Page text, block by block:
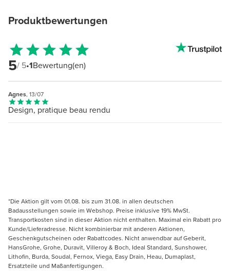
Produktbewertungen
5/ 5•1Bewertung(en)
Agnes, 13/07
Design, pratique beau rendu
*Die Aktion gilt vom 01.08. bis zum 31.08. in allen deutschen
Badausstellungen sowie im Webshop. Preise inklusive 19% MwSt.
Transportkosten sind in dieser Aktion nicht enthalten. Maximal ein Rabatt pro
Kunde/Lieferadresse. Nicht kombinierbar mit anderen Aktionen,
Geschenkgutscheinen oder Rabattcodes. Nicht anwendbar auf Geberit,
HansGrohe, Grohe, Duravit, Villeroy & Boch, Ideal Standard, Sunshower,
Lithofin, Burda, Soudal, Fernox, Viega, Easy Drain, Heau, Dumaplast,
Ersatzteile und Maßanfertigungen.